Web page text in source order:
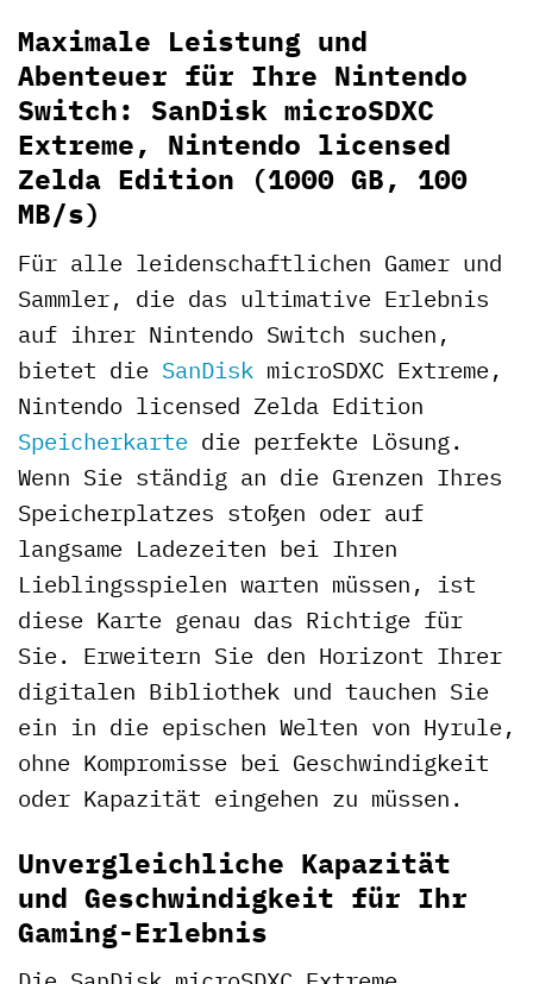
Maximale Leistung und
Abenteuer für Ihre Nintendo
Switch: SanDisk microSDXC
Extreme, Nintendo licensed
Zelda Edition (1000 GB, 100
MB/s)
Für alle leidenschaftlichen Gamer und
Sammler, die das ultimative Erlebnis
auf ihrer Nintendo Switch suchen,
bietet die SanDisk microSDXC Extreme,
Nintendo licensed Zelda Edition
Speicherkarte die perfekte Lösung.
Wenn Sie ständig an die Grenzen Ihres
Speicherplatzes stoßen oder auf
langsame Ladezeiten bei Ihren
Lieblingsspielen warten müssen, ist
diese Karte genau das Richtige für
Sie. Erweitern Sie den Horizont Ihrer
digitalen Bibliothek und tauchen Sie
ein in die epischen Welten von Hyrule,
ohne Kompromisse bei Geschwindigkeit
oder Kapazität eingehen zu müssen.
Unvergleichliche Kapazität
und Geschwindigkeit für Ihr
Gaming-Erlebnis